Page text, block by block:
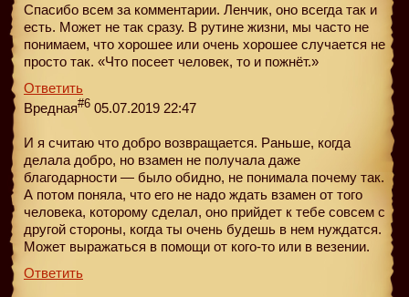
Спасибо всем за комментарии. Ленчик, оно всегда так и
есть. Может не так сразу. В рутине жизни, мы часто не
понимаем, что хорошее или очень хорошее случается не
просто так. «Что посеет человек, то и пожнёт.»
Ответить
Вредная#6 05.07.2019 22:47
И я считаю что добро возвращается. Раньше, когда
делала добро, но взамен не получала даже
благодарности — было обидно, не понимала почему так.
А потом поняла, что его не надо ждать взамен от того
человека, которому сделал, оно прийдет к тебе совсем с
другой стороны, когда ты очень будешь в нем нуждатся.
Может выражаться в помощи от кого-то или в везении.
Ответить